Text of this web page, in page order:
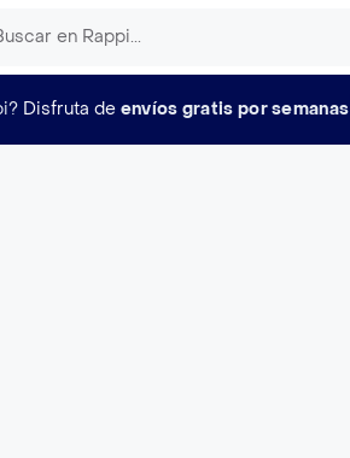
Disfruta de envíos gratis por semanas